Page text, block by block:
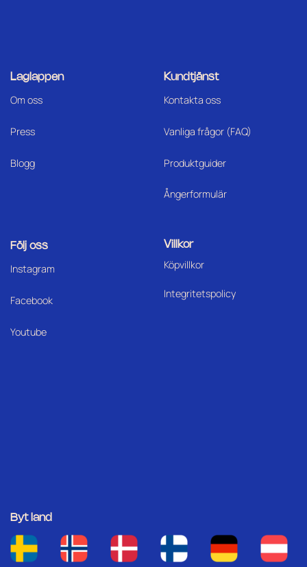
Laglappen
Om oss
Press
Blogg
Kundtjänst
Kontakta oss
Vanliga frågor (FAQ)
Produktguider
Ångerformulär
Följ oss
Instagram
Facebook
Youtube
Villkor
Köpvillkor
Integritetspolicy
Byt land